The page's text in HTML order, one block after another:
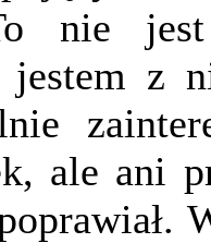
nie jest
z
ale ani